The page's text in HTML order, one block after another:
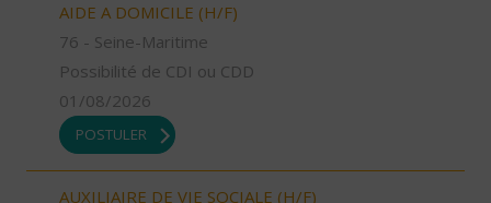
AIDE A DOMICILE (H/F)
76 - Seine-Maritime
Possibilité de CDI ou CDD
01/08/2026
POSTULER
AUXILIAIRE DE VIE SOCIALE (H/F)